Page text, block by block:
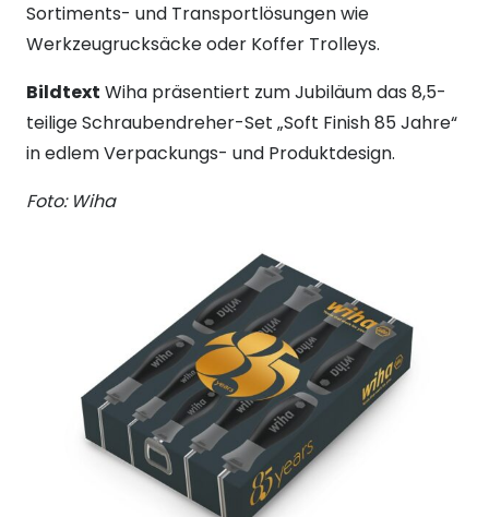
Sortiments- und Transportlösungen wie
Werkzeugrucksäcke oder Koffer Trolleys.
Bildtext Wiha präsentiert zum Jubiläum das 8,5-
teilige Schraubendreher-Set „Soft Finish 85 Jahre“
in edlem Verpackungs- und Produktdesign.
Foto: Wiha